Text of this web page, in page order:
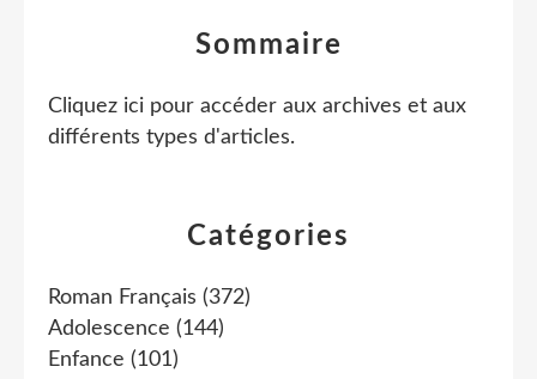
Catégories
Roman Français (372)
Adolescence (144)
Enfance (101)
Sommaire
Cliquez ici pour accéder aux archives et aux
différents types d'articles.